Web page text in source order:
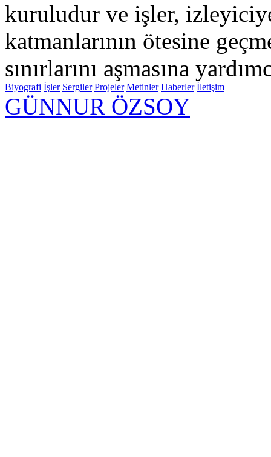
kuruludur ve işler,
katmanlarının ötesine
sınırlarını aşmasına
Biyografi İşler Sergiler Projeler Metinler Haberler İletişim
GÜNNUR ÖZSOY